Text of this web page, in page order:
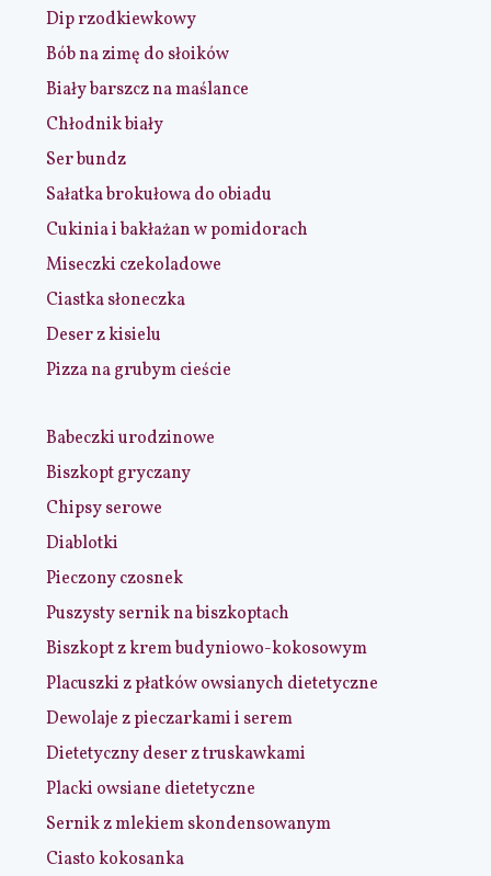
Dip rzodkiewkowy
Bób na zimę do słoików
Biały barszcz na maślance
Chłodnik biały
Ser bundz
Sałatka brokułowa do obiadu
Cukinia i bakłażan w pomidorach
Miseczki czekoladowe
Ciastka słoneczka
Deser z kisielu
Pizza na grubym cieście
Babeczki urodzinowe
Biszkopt gryczany
Chipsy serowe
Diablotki
Pieczony czosnek
Puszysty sernik na biszkoptach
Biszkopt z krem budyniowo-kokosowym
Placuszki z płatków owsianych dietetyczne
Dewolaje z pieczarkami i serem
Dietetyczny deser z truskawkami
Placki owsiane dietetyczne
Sernik z mlekiem skondensowanym
Ciasto kokosanka